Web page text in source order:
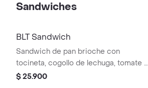
Sandwiches
BLT Sandwich
Sandwich de pan brioche con
tocineta, cogollo de lechuga, tomate y
salsa de la casa.
$ 25.900